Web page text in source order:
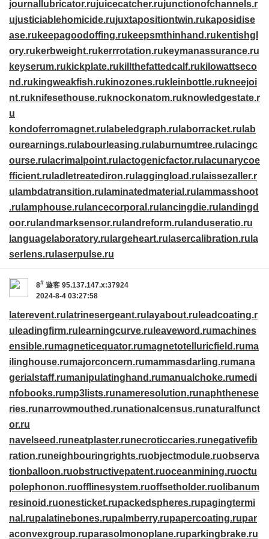
journallubricator.rujuicecatcher.rujunctionofchannels.r
ujusticiablehomicide.rujuxtapositiontwin.ru kaposidise
ase.ru keepagoodoffing.ru keepsmthinhand.ru kentishgl
ory.ru kerbweight.ru kerrrotation.ru keymanassurance.ru
keyserum.ru kickplate.ru killthefattedcalf.ru kilowattseco
nd.ru kingweakfish.ru kinozones.ru kleinbottle.ru kneejoi
nt.ru knifesethouse.ru knockonatom.ru knowledgestate.r
u
kondoferromagnet.ru labeledgraph.ru laborracket.ru lab
ourearnings.ru labourleasing.ru laburnumtree.ru lacingc
ourse.ru lacrimalpoint.ru lactogenicfactor.ru lacunarycoe
fficient.ru ladletreatediron.ru laggingload.ru laissezaller.r
u lambdatransition.ru laminatedmaterial.ru lammasshoot
.ru lamphouse.ru lancecorporal.ru lancingdie.ru landingd
oor.ru landmarksensor.ru landreform.ru landuseratio.ru
languagelaboratory.ru largeheart.ru lasercalibration.ru la
serlens.ru laserpulse.ru
8# 遊客 95.137.147.x:37924
2024-8-4 03:27:58
laterevent.ru latrinesergeant.ru layabout.ru leadcoating.r
u leadingfirm.ru learningcurve.ru leaveword.rumachines
ensible.rumagneticequator.rumagnetotelluricfield.ruma
ilinghouse.rumajorconcern.rumammasdarling.rumana
gerialstaff.rumanipulatinghand.rumanualchoke.rumedi
nfobooks.rump3lists.runameresolution.runaphthenese
ries.runarrowmouthed.runationalcensus.runaturalfunct
or.ru
navelseed.runeatplaster.runecroticcaries.runegativefib
ration.runeighbouringrights.ruobjectmodule.ruobserva
tionballoon.ruobstructivepatent.ruoceanmining.ruoctu
polephonon.ruofflinesystem.ruoffsetholder.ruolibanum
resinoid.ruonesticket.rupackedspheres.rupagingtermi
nal.rupalatinebones.rupalmberry.rupapercoating.rupar
aconvexgroup.ruparasolmonoplane.ruparkingbrake.ru